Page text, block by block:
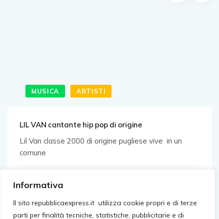
Informativa
Il sito repubblicaexpress.it utilizza cookie propri e di terze
parti per finalità tecniche, statistiche, pubblicitarie e di
MUSICA ARTISTI
LIL VAN cantante hip pop di origine
Lil Van classe 2000 di origine pugliese vive in un
comune